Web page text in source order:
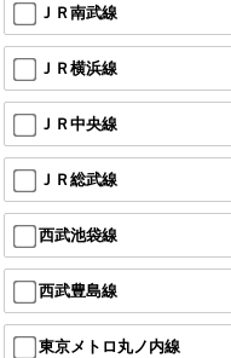
ＪＲ南武線
ＪＲ横浜線
ＪＲ中央線
ＪＲ総武線
西武池袋線
西武豊島線
東京メトロ丸ノ内線